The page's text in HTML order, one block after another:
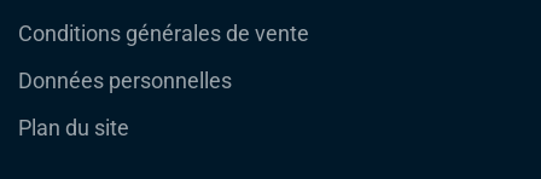
Conditions générales de vente
Données personnelles
Plan du site